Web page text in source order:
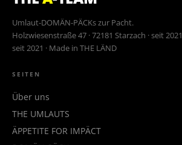
Umlaut-DOMÄN-PÄCKs zur Pacht.
Holzwiesenstraße 47 · 72181 Starzach · seit 2021
seit 2021 · Made in THE LÄND
SEITEN
Über uns
THE UMLAUTS
ÄPPETITE FOR IMPÄCT